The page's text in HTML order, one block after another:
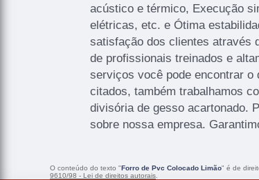
acústico e térmico, Execução
elétricas, etc. e Ótima
satisfação dos clientes através
de profissionais treinados e
serviços você pode encontrar
citados, também trabalhamos
divisória de gesso acartonado.
sobre nossa empresa.
O conteúdo do texto "Forro de Pvc Colocado Limão" é de
9610/98 - Lei de direitos autorais